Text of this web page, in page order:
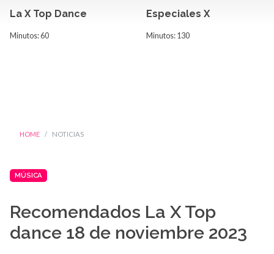
La X Top Dance
Minutos: 60
Especiales X
Minutos: 130
HOME NOTICIAS
MÚSICA
Recomendados La X Top
dance 18 de noviembre 2023